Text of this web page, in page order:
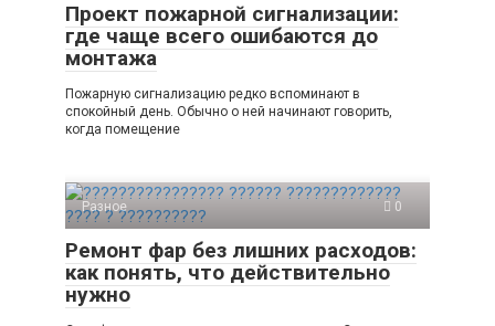
Проект пожарной сигнализации:
где чаще всего ошибаются до
монтажа
Пожарную сигнализацию редко вспоминают в
спокойный день. Обычно о ней начинают говорить,
когда помещение
Разное 0
Ремонт фар без лишних расходов:
как понять, что действительно
нужно